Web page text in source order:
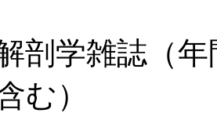
誌（年間1
む）